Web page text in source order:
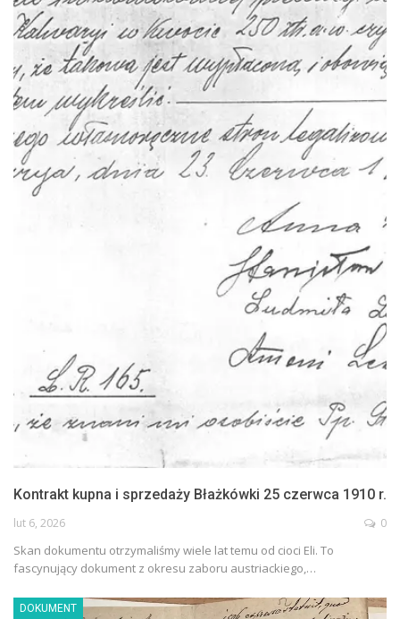
Kontrakt kupna i sprzedaży Błażkówki 25 czerwca 1910 r.
lut 6, 2026 0
Skan dokumentu otrzymaliśmy wiele lat temu od cioci Eli. To
fascynujący dokument z okresu zaboru austriackiego,…
DOKUMENT